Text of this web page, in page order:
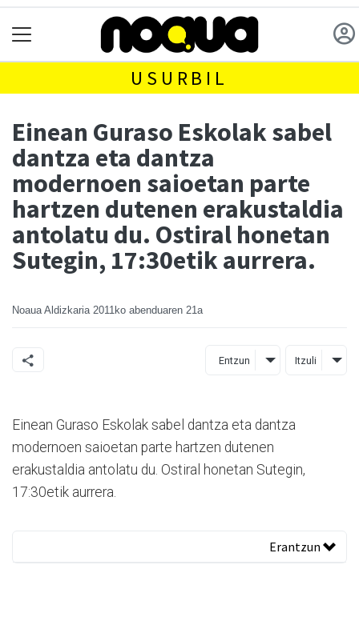
USURBIL
Einean Guraso Eskolak sabel
dantza eta dantza
modernoen saioetan parte
hartzen dutenen erakustaldia
antolatu du. Ostiral honetan
Sutegin, 17:30etik aurrera.
Noaua Aldizkaria 2011ko abenduaren 21a
Entzun Itzuli
Einean Guraso Eskolak sabel dantza eta dantza
modernoen saioetan parte hartzen dutenen
erakustaldia antolatu du. Ostiral honetan Sutegin,
17:30etik aurrera.
Erantzun